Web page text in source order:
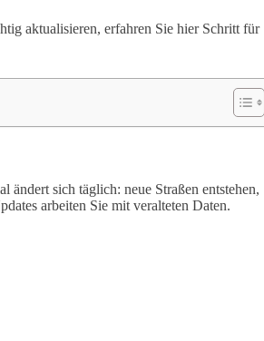
aktualisieren, erfahren Sie hier Schritt für
sich täglich: neue Straßen entstehen,
arbeiten Sie mit veralteten Daten.